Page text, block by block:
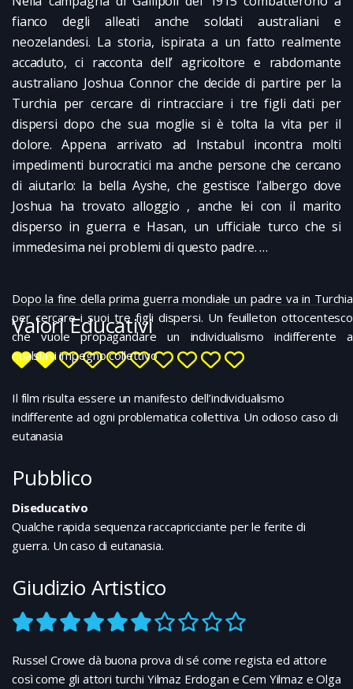
fianco degli alleati anche soldati australiani e
neozelandesi. La storia, ispirata a un fatto realmente
accaduto, ci racconta dell’ agricoltore e rabdomante
australiano Joshua Connor che decide di partire per la
Turchia per cercare di rintracciare i tre figli dati per
dispersi dopo che sua moglie si è tolta la vita per il
dolore. Appena arrivato ad Instabul incontra molti
impedimenti burocratici ma anche persone che cercano
di aiutarlo: la bella Ayshe, che gestisce l’albergo dove
Joshua ha trovato alloggio , anche lei con il marito
disperso in guerra e Hasan, un ufficiale turco che si
immedesima nei problemi di questo padre. …
Dopo la fine della prima guerra mondiale un padre va in Turchia
per cercare i suoi tre figli dispersi. Un feuilleton ottocentesco
che vuole propagandare un individualismo indifferente a
qualsiasi impegno collettivo
Valori Educativi
Il film risulta essere un manifesto dell’individualismo
indifferente ad ogni problematica collettiva. Un odioso caso di
eutanasia
Pubblico
Diseducativo
Qualche rapida sequenza raccapricciante per le ferite di
guerra. Un caso di eutanasia.
Giudizio Artistico
Russel Crowe dà buona prova di sé come regista ed attore
così come gli attori turchi Yilmaz Erdogan e Cem Yilmaz e Olga